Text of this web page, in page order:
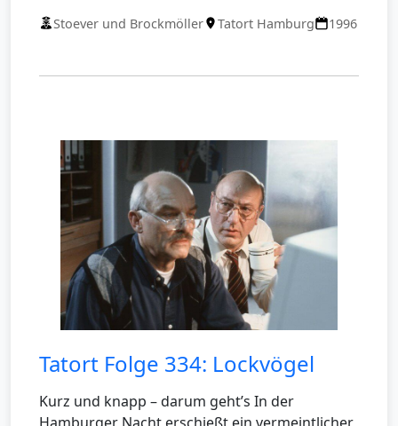
Stoever und Brockmöller Tatort Hamburg 1996
Tatort Folge 334: Lockvögel
Kurz und knapp – darum geht’s In der
Hamburger Nacht erschießt ein vermeintlicher